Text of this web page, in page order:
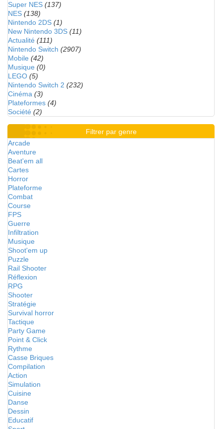
Super NES (137)
NES (138)
Nintendo 2DS (1)
New Nintendo 3DS (11)
Actualité (111)
Nintendo Switch (2907)
Mobile (42)
Musique (0)
LEGO (5)
Nintendo Switch 2 (232)
Cinéma (3)
Plateformes (4)
Société (2)
Filtrer par genre
Arcade
Aventure
Beat'em all
Cartes
Horror
Plateforme
Combat
Course
FPS
Guerre
Infiltration
Musique
Shoot'em up
Puzzle
Rail Shooter
Réflexion
RPG
Shooter
Stratégie
Survival horror
Tactique
Party Game
Point & Click
Rythme
Casse Briques
Compilation
Action
Simulation
Cuisine
Danse
Dessin
Educatif